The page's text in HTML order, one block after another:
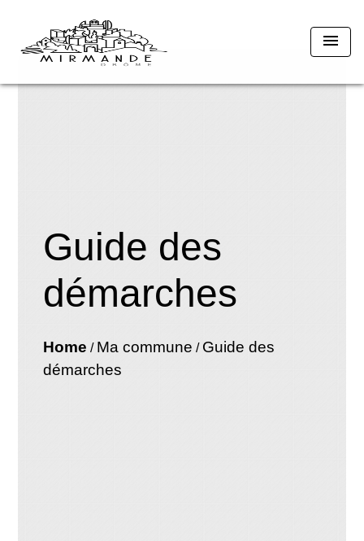
menu
Guide des
démarches
Home / Ma commune / Guide des
démarches